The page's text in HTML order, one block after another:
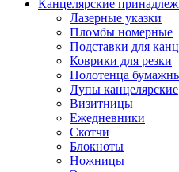
Канцелярские
Лазерные указки
Пломбы номерные
Подставки для
Коврики для резки
Полотенца
Лупы канцелярские
Визитницы
Ежедневники
Скотчи
Блокноты
Ножницы